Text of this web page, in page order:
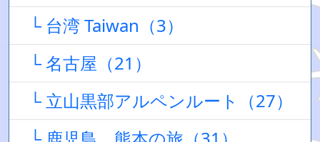
└ 台湾 Taiwan（3）
└ 名古屋（21）
└ 立山黒部アルペンルート（27）